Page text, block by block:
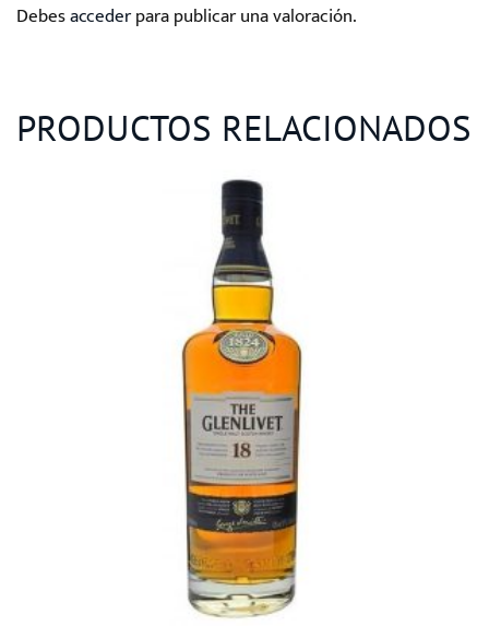
Debesaccederpara publicar una valoración.
PRODUCTOS RELACIONADOS